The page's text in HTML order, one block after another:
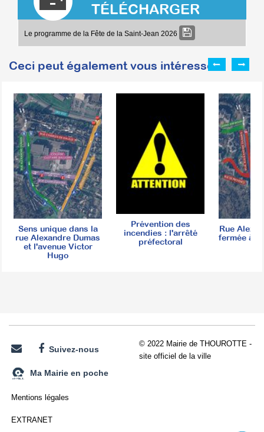
TÉLÉCHARGER
Le programme de la Fête de la Saint-Jean 2026
Ceci peut également vous intéresser :
Sens unique dans la
rue Alexandre Dumas
et l'avenue Victor
Hugo
Prévention des
incendies : l'arrêté
préfectoral
Rue
fermée à
Suivez-nous
Ma Mairie en poche
Mentions légales
EXTRANET
© 2022 Mairie de THOUROTTE -
site officiel de la ville